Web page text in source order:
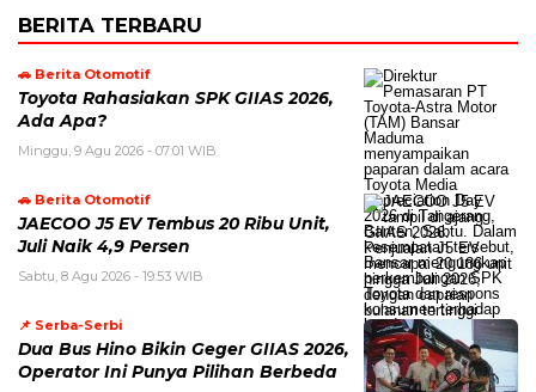
BERITA TERBARU
🚗 Berita Otomotif
Toyota Rahasiakan SPK GIIAS 2026,
Ada Apa?
Minggu, 9 Agu 2026 - 07:01 WIB
🚗 Berita Otomotif
JAECOO J5 EV Tembus 20 Ribu Unit,
Juli Naik 4,9 Persen
Sabtu, 8 Agu 2026 - 19:53 WIB
📌 Serba-Serbi
Dua Bus Hino Bikin Geger GIIAS 2026,
Operator Ini Punya Pilihan Berbeda